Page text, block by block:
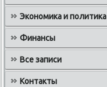
Экономика и политика
Финансы
Все записи
Контакты